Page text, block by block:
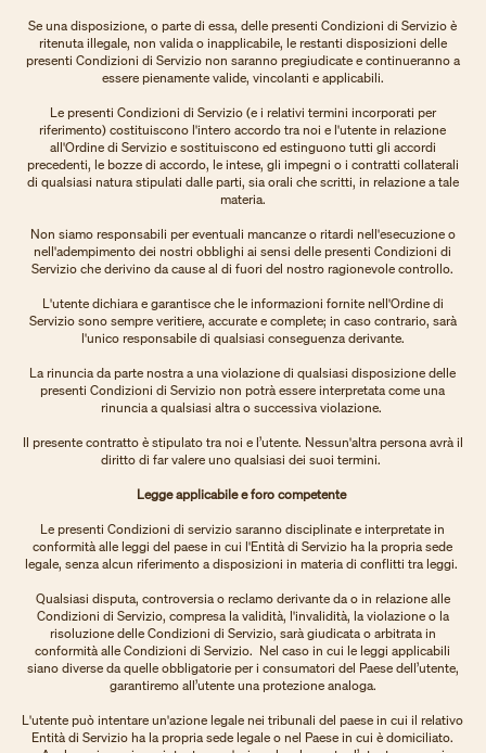
Se una disposizione, o parte di essa, delle presenti Condizioni di Servizio è
ritenuta illegale, non valida o inapplicabile, le restanti disposizioni delle
presenti Condizioni di Servizio non saranno pregiudicate e continueranno a
essere pienamente valide, vincolanti e applicabili.
Le presenti Condizioni di Servizio (e i relativi termini incorporati per
riferimento) costituiscono l'intero accordo tra noi e l'utente in relazione
all'Ordine di Servizio e sostituiscono ed estinguono tutti gli accordi
precedenti, le bozze di accordo, le intese, gli impegni o i contratti collaterali
di qualsiasi natura stipulati dalle parti, sia orali che scritti, in relazione a tale
materia.
Non siamo responsabili per eventuali mancanze o ritardi nell'esecuzione o
nell'adempimento dei nostri obblighi ai sensi delle presenti Condizioni di
Servizio che derivino da cause al di fuori del nostro ragionevole controllo.
L'utente dichiara e garantisce che le informazioni fornite nell'Ordine di
Servizio sono sempre veritiere, accurate e complete; in caso contrario, sarà
l'unico responsabile di qualsiasi conseguenza derivante.
La rinuncia da parte nostra a una violazione di qualsiasi disposizione delle
presenti Condizioni di Servizio non potrà essere interpretata come una
rinuncia a qualsiasi altra o successiva violazione.
Il presente contratto è stipulato tra noi e l’utente. Nessun'altra persona avrà il
diritto di far valere uno qualsiasi dei suoi termini.
Legge applicabile e foro competente
Le presenti Condizioni di servizio saranno disciplinate e interpretate in
conformità alle leggi del paese in cui l'Entità di Servizio ha la propria sede
legale, senza alcun riferimento a disposizioni in materia di conflitti tra leggi.
Qualsiasi disputa, controversia o reclamo derivante da o in relazione alle
Condizioni di Servizio, compresa la validità, l'invalidità, la violazione o la
risoluzione delle Condizioni di Servizio, sarà giudicata o arbitrata in
conformità alle Condizioni di Servizio. Nel caso in cui le leggi applicabili
siano diverse da quelle obbligatorie per i consumatori del Paese dell’utente,
garantiremo all’utente una protezione analoga.
L'utente può intentare un'azione legale nei tribunali del paese in cui il relativo
Entità di Servizio ha la propria sede legale o nel Paese in cui è domiciliato.